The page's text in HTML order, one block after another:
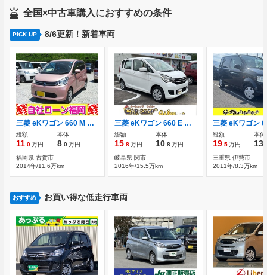
全国×中古車購入におすすめの条件
PICK UP 8/6更新！新着車両
三菱 eKワゴン 660 M アイドリングストップ キーレス CDデッキ
総額
11 .0万円
本体
8 .0万円
福岡県 古賀市
2014年/11.6万km
三菱 eKワゴン 660 E ナビ インパネCVT ベンチシート エアバッグ
総額
15 .8万円
本体
10 .8万円
岐阜県 関市
2016年/15.5万km
総額
19 .5万円
本体
13
三重県 伊勢市
2011年/8.3万km
おすすめ お買い得な低走行車両